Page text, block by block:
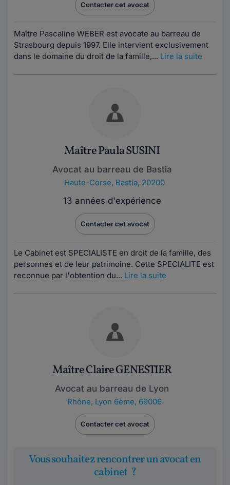
Contacter cet avocat
Maître Pascaline WEBER est avocate au barreau de
Strasbourg depuis 1997. Elle intervient exclusivement
dans le domaine du droit de la famille,... Lire la suite
Maître Paula SUSINI
Avocat au barreau de Bastia
Haute-Corse, Bastia, 20200
13 années d'expérience
Contacter cet avocat
Le Cabinet est SPECIALISTE en droit de la famille, des
personnes et de leur patrimoine. Cette SPECIALITE est
reconnue par l'obtention du... Lire la suite
Maître Claire GENESTIER
Avocat au barreau de Lyon
Rhône, Lyon 6ème, 69006
Contacter cet avocat
Vous souhaitez rencontrer un avocat en
cabinet ?